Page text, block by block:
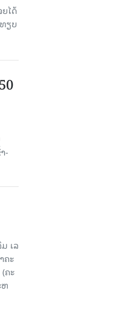
ໄດ້
ຽບ
-
ເລ​
ຄະ​
ຄະ​
ຫ